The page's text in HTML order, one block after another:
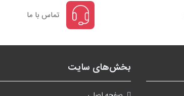
تماس با ما
بخش‌های سایت